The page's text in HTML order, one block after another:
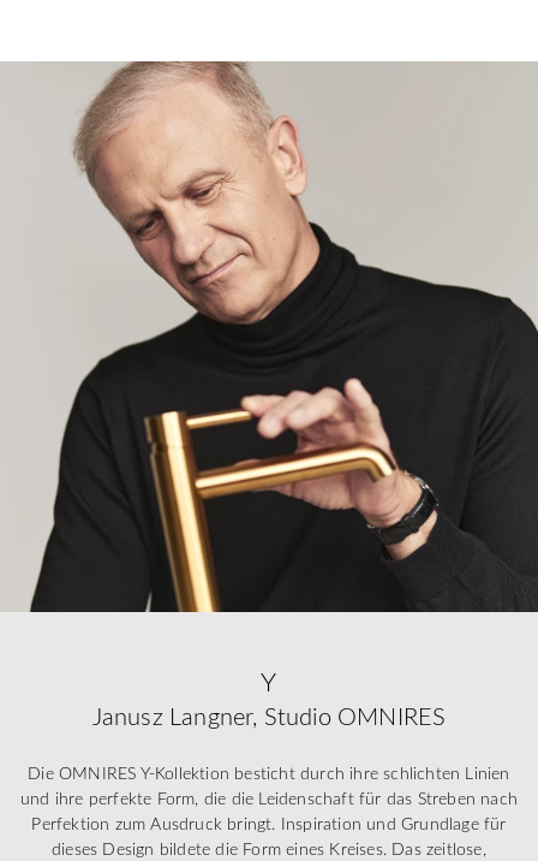
Y
Janusz Langner, Studio OMNIRES
Die OMNIRES Y-Kollektion besticht durch ihre schlichten Linien
und ihre perfekte Form, die die Leidenschaft für das Streben nach
Perfektion zum Ausdruck bringt. Inspiration und Grundlage für
dieses Design bildete die Form eines Kreises. Das zeitlose,